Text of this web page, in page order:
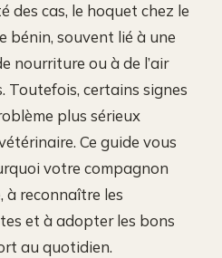
des cas, le hoquet chez le
bénin, souvent lié à une
nourriture ou à de l’air
Toutefois, certains signes
plus sérieux
Ce guide vous
votre compagnon
à reconnaître les
et à adopter les bons
au quotidien.